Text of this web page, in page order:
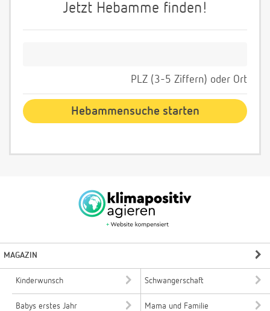
Jetzt Hebamme finden!
PLZ (3-5 Ziffern) oder Ort
MAGAZIN
Kinderwunsch Schwangerschaft
Babys erstes Jahr Mama und Familie